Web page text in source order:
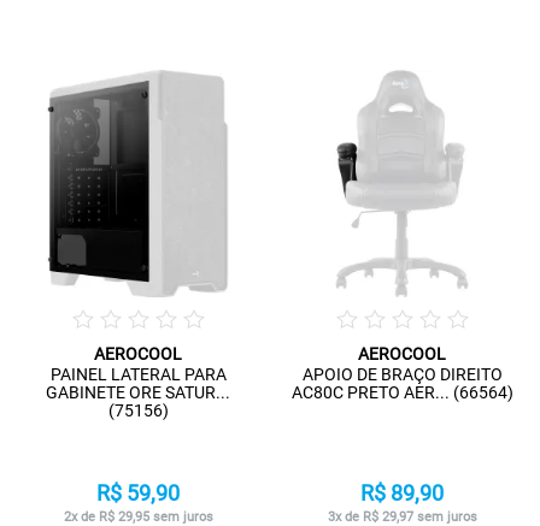
AEROCOOL
PAINEL LATERAL PARA
GABINETE ORE SATUR...
(75156)
R$ 59,90
2x de R$ 29,95 sem juros
AEROCOOL
APOIO DE BRAÇO DIREITO
AC80C PRETO AER... (66564)
R$ 89,90
3x de R$ 29,97 sem juros